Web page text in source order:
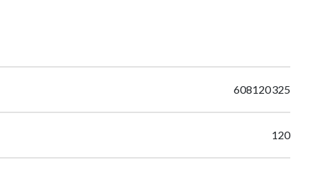
608120325
120